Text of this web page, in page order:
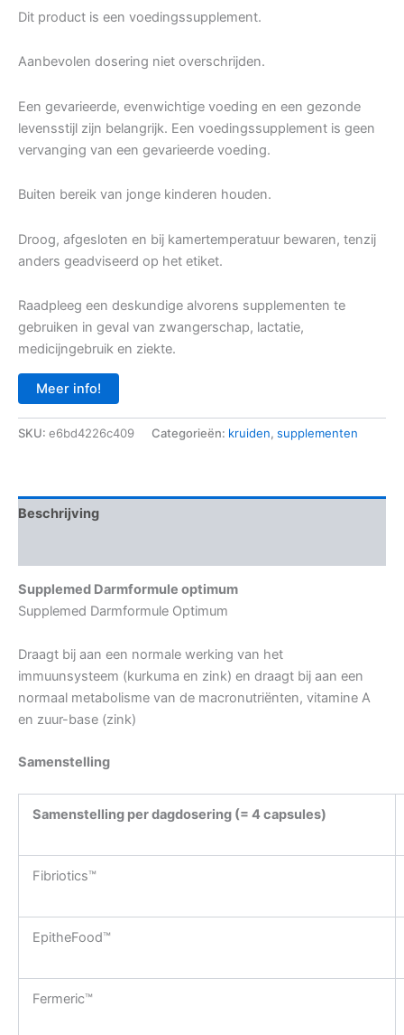
Dit product is een voedingssupplement.
Aanbevolen dosering niet overschrijden.
Een gevarieerde, evenwichtige voeding en een gezonde
levensstijl zijn belangrijk. Een voedingssupplement is geen
vervanging van een gevarieerde voeding.
Buiten bereik van jonge kinderen houden.
Droog, afgesloten en bij kamertemperatuur bewaren, tenzij
anders geadviseerd op het etiket.
Raadpleeg een deskundige alvorens supplementen te
gebruiken in geval van zwangerschap, lactatie,
medicijngebruik en ziekte.
Meer info!
SKU: e6bd4226c409 Categorieën: kruiden, supplementen
Beschrijving
Supplemed Darmformule optimum
Supplemed Darmformule Optimum
Draagt bij aan een normale werking van het
immuunsysteem (kurkuma en zink) en draagt bij aan een
normaal metabolisme van de macronutriënten, vitamine A
en zuur-base (zink)
Samenstelling
Samenstelling per dagdosering (= 4 capsules)
Fibriotics™
EpitheFood™
Fermeric™